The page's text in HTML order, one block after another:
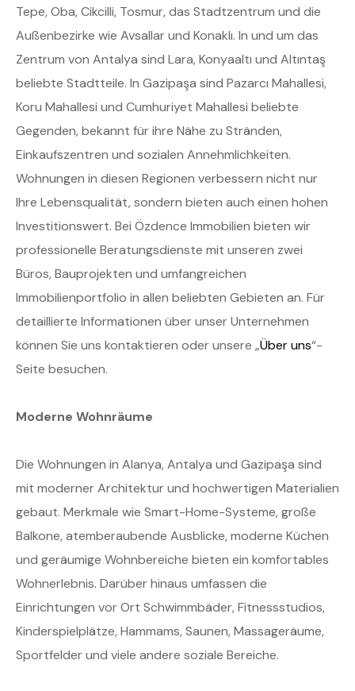
Tepe, Oba, Cikcilli, Tosmur, das Stadtzentrum und die
Außenbezirke wie Avsallar und Konaklı. In und um das
Zentrum von Antalya sind Lara, Konyaaltı und Altıntaş
beliebte Stadtteile. In Gazipaşa sind Pazarcı Mahallesi,
Koru Mahallesi und Cumhuriyet Mahallesi beliebte
Gegenden, bekannt für ihre Nähe zu Stränden,
Einkaufszentren und sozialen Annehmlichkeiten.
Wohnungen in diesen Regionen verbessern nicht nur
Ihre Lebensqualität, sondern bieten auch einen hohen
Investitionswert. Bei Özdence Immobilien bieten wir
professionelle Beratungsdienste mit unseren zwei
Büros, Bauprojekten und umfangreichen
Immobilienportfolio in allen beliebten Gebieten an. Für
detaillierte Informationen über unser Unternehmen
können Sie uns kontaktieren oder unsere „Über uns“-
Seite besuchen.
Moderne Wohnräume
Die Wohnungen in Alanya, Antalya und Gazipaşa sind
mit moderner Architektur und hochwertigen Materialien
gebaut. Merkmale wie Smart-Home-Systeme, große
Balkone, atemberaubende Ausblicke, moderne Küchen
und geräumige Wohnbereiche bieten ein komfortables
Wohnerlebnis. Darüber hinaus umfassen die
Einrichtungen vor Ort Schwimmbäder, Fitnessstudios,
Kinderspielplätze, Hammams, Saunen, Massageräume,
Sportfelder und viele andere soziale Bereiche.